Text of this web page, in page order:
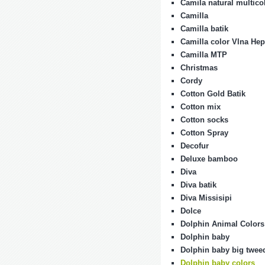
Camila natural
Camilla
Camilla batik
Camilla color Vlna Hep
Camilla MTP
Christmas
Cordy
Cotton Gold Batik
Cotton mix
Cotton socks
Cotton Spray
Decofur
Deluxe bamboo
Diva
Diva batik
Diva Missisipi
Dolce
Dolphin Animal Colors
Dolphin baby
Dolphin baby big
Dolphin baby colors